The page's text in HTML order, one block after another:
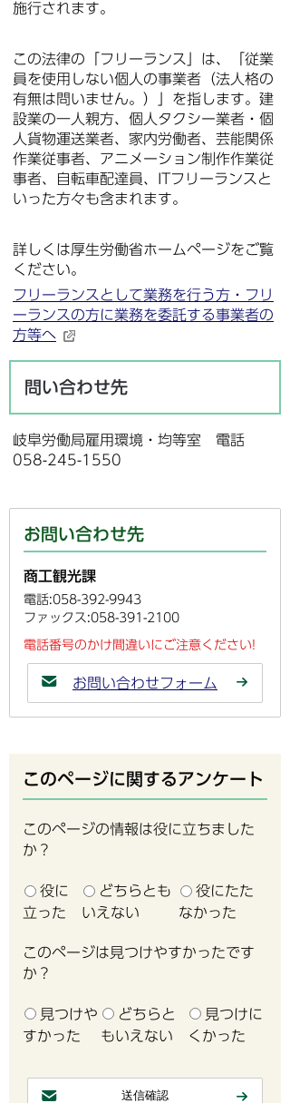
施行されます。
この法律の「フリーランス」は、「従業
員を使用しない個人の事業者（法人格の
有無は問いません。）」を指します。建
設業の一人親方、個人タクシー業者・個
人貨物運送業者、家内労働者、芸能関係
作業従事者、アニメーション制作作業従
事者、自転車配達員、ITフリーランスと
いった方々も含まれます。
詳しくは厚生労働省ホームページをご覧
ください。
フリーランスとして業務を行う方・フリ
ーランスの方に業務を委託する事業者の
方等へ
問い合わせ先
岐阜労働局雇用環境・均等室 電話
058-245-1550
お問い合わせ先
商工観光課
電話:058-392-9943
ファックス:058-391-2100
電話番号のかけ間違いにご注意ください!
お問い合わせフォーム
このページに関するアンケート
このページの情報は役に立ちました
か？
役に
立った
どちらとも
いえない
役にたた
なかった
このページは見つけやすかったです
か？
見つけや
すかった
どちらと
もいえない
見つけに
くかった